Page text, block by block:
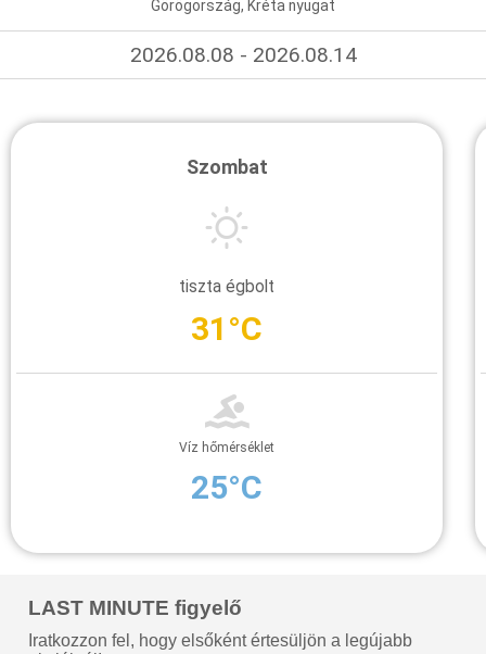
Görögország, Kréta nyugat
2026.08.08 - 2026.08.14
Szombat
tiszta égbolt
31°C
Víz hőmérséklet
25°C
LAST MINUTE figyelő
Iratkozzon fel, hogy elsőként értesüljön a legújabb